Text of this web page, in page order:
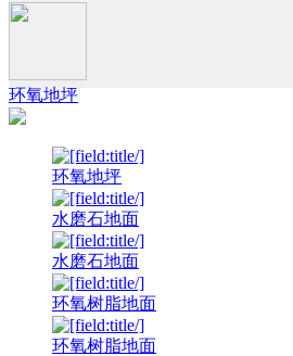
环氧地坪
环氧地坪
水磨石地面
水磨石地面
环氧树脂地面
环氧树脂地面